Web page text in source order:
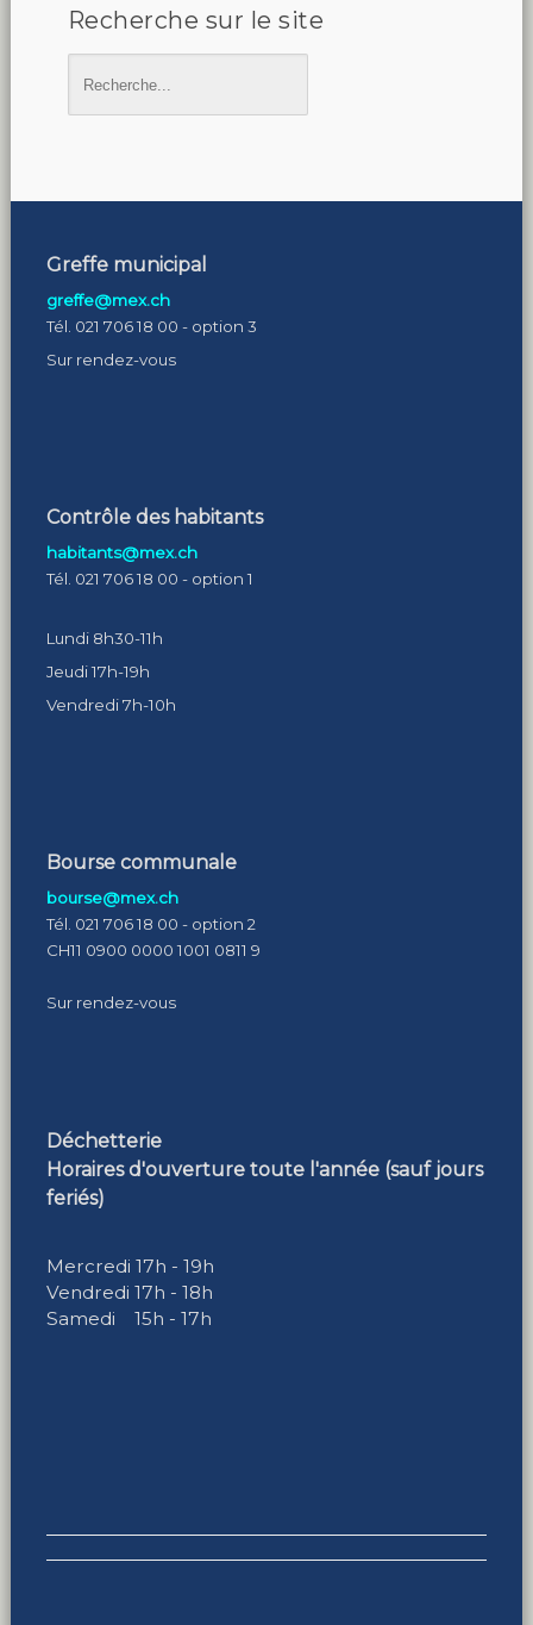
Recherche sur le site
Greffe municipal
greffe@mex.ch
Tél. 021 706 18 00 - option 3
Sur rendez-vous
Contrôle des habitants
habitants@mex.ch
Tél. 021 706 18 00 - option 1
Lundi 8h30-11h
Jeudi 17h-19h
Vendredi 7h-10h
Bourse communale
bourse@mex.ch
Tél. 021 706 18 00 - option 2
CH11 0900 0000 1001 0811 9
Sur rendez-vous
Déchetterie
Horaires d'ouverture toute l'année (sauf jours
feriés)
Mercredi 17h - 19h
Vendredi 17h - 18h
Samedi 15h - 17h